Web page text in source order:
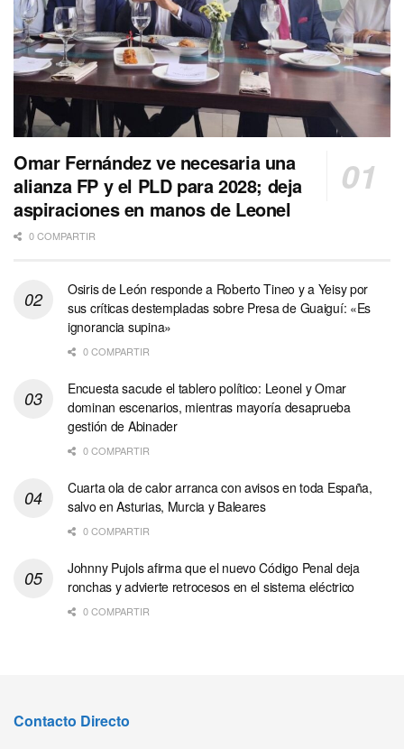
Omar Fernández ve necesaria una
alianza FP y el PLD para 2028; deja
aspiraciones en manos de Leonel
0 COMPARTIR
Osiris de León responde a Roberto Tineo y a Yeisy por
sus críticas destempladas sobre Presa de Guaiguí: «Es
ignorancia supina»
0 COMPARTIR
Encuesta sacude el tablero político: Leonel y Omar
dominan escenarios, mientras mayoría desaprueba
gestión de Abinader
0 COMPARTIR
Cuarta ola de calor arranca con avisos en toda España,
salvo en Asturias, Murcia y Baleares
0 COMPARTIR
Johnny Pujols afirma que el nuevo Código Penal deja
ronchas y advierte retrocesos en el sistema eléctrico
0 COMPARTIR
Contacto Directo